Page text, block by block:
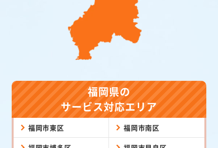
福岡県の
サービス対応エリア
福岡市東区 福岡市南区